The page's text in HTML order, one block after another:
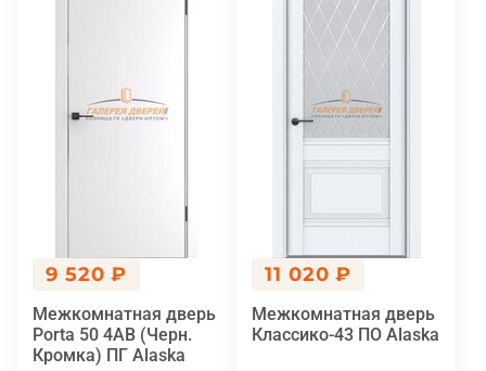
9 520 ₽
Межкомнатная дверь
Porta 50 4AB (Черн.
Кромка) ПГ Alaska
11 020 ₽
Межкомнатная дверь
Классико-43 ПО Alaska